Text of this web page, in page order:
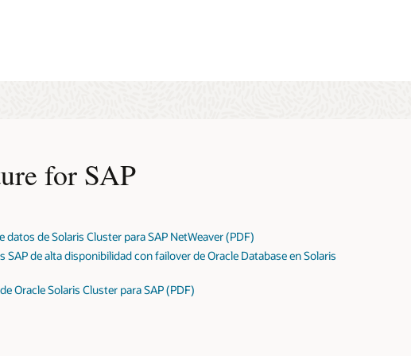
for SAP
datos de Solaris Cluster para SAP NetWeaver (PDF)
SAP de alta disponibilidad con failover de Oracle Database en Solaris
Oracle Solaris Cluster para SAP (PDF)